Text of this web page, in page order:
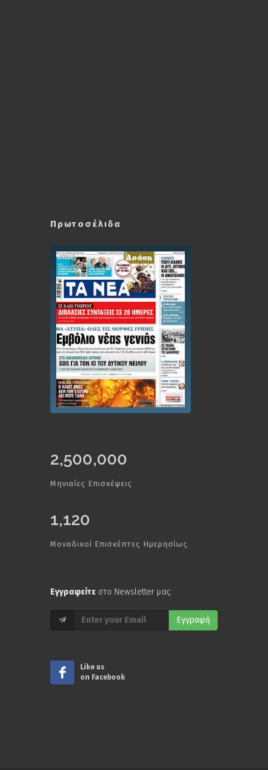
Πρωτοσέλιδα
2,500,000
Μηνιαίες Επισκέψεις
1,120
Μοναδικοί Επισκέπτες Ημερησίως
Εγγραφείτε στο Newsletter μας:
Εγγραφή
Like us
on Facebook